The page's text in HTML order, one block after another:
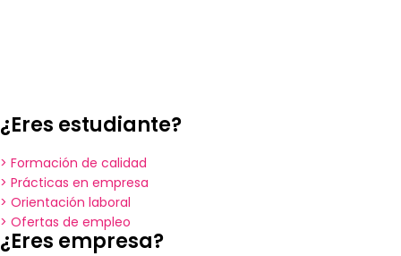
¿Eres estudiante?
> Formación de calidad
> Prácticas en empresa
> Orientación laboral
> Ofertas de empleo
¿Eres empresa?